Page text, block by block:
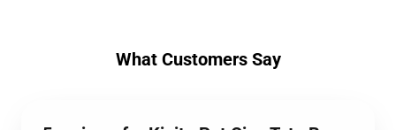
What Customers Say